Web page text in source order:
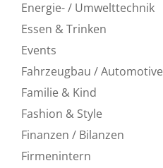
Energie- / Umwelttechnik
Essen & Trinken
Events
Fahrzeugbau / Automotive
Familie & Kind
Fashion & Style
Finanzen / Bilanzen
Firmenintern